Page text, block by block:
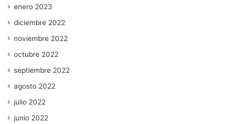
enero 2023
diciembre 2022
noviembre 2022
octubre 2022
septiembre 2022
agosto 2022
julio 2022
junio 2022